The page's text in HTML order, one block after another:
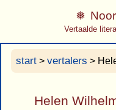
Vertaalde
start > vertalers >
Helen